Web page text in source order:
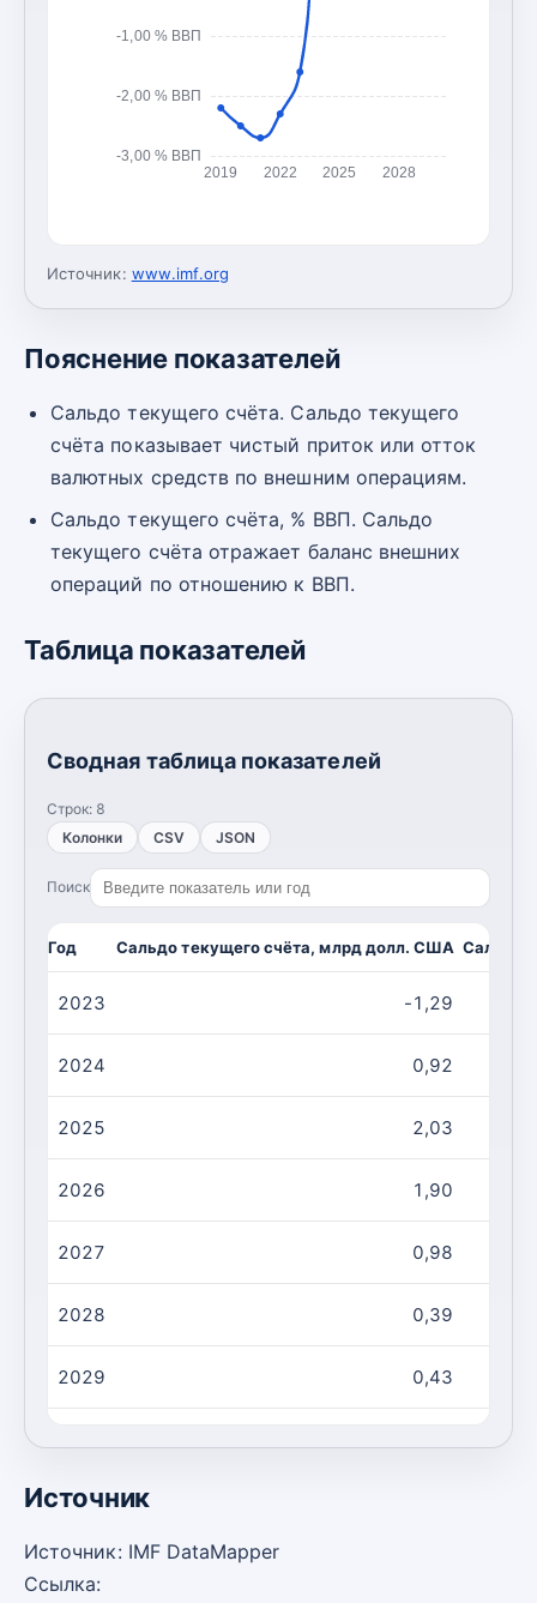
-3,00 % ВВП
-2,00 % ВВП
-1,00 % ВВП
2019 2022 2025 2028
Источник: www.imf.org
Пояснение показателей
Сальдо текущего счёта. Сальдо текущего
счёта показывает чистый приток или отток
валютных средств по внешним операциям.
Сальдо текущего счёта, % ВВП. Сальдо
текущего счёта отражает баланс внешних
операций по отношению к ВВП.
Таблица показателей
Сводная таблица показателей
Строк: 8
Колонки
CSV JSON
Поиск
Год Сальдо текущего счёта, млрд долл. США Сальдо
2023 -1,29
2024 0,92
2025 2,03
2026 1,90
2027 0,98
2028 0,39
2029 0,43
Источник
Источник: IMF DataMapper
Ссылка: